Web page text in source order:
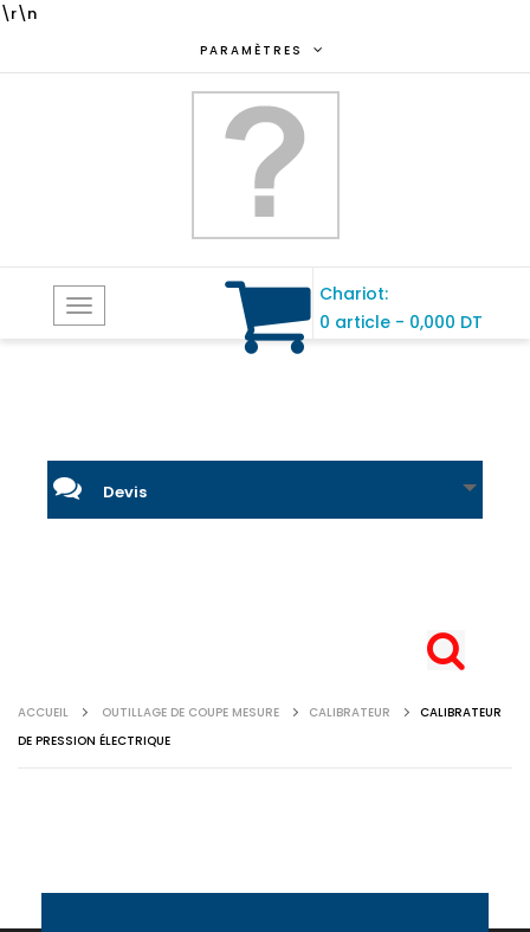
\r\n
PARAMÈTRES
Toggle
Chariot:
0 article - 0,000 DT
Devis
ACCUEIL OUTILLAGE DE COUPE MESURE CALIBRATEUR
CALIBRATEUR
DE PRESSION ÉLECTRIQUE